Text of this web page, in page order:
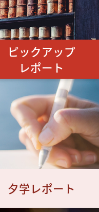
ピックアップ
レポート
夕学レポート